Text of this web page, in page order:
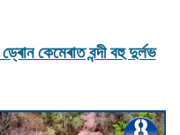
কেমেৰাত বন্দী বহু দুৰ্লভ